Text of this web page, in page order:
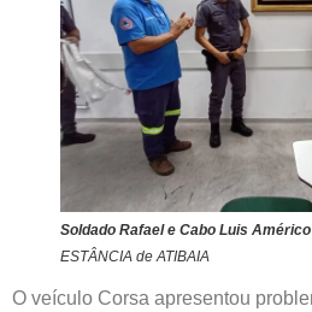
Soldado Rafael e Cabo Luis
ESTÂNCIA de ATIBAIA
O veículo Corsa apresentou